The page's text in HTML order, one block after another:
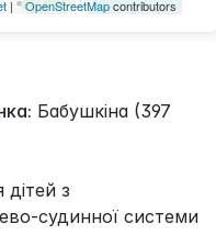
| ©OpenStreetMapcontributors
Бабушкiна (397
з
судинної системи